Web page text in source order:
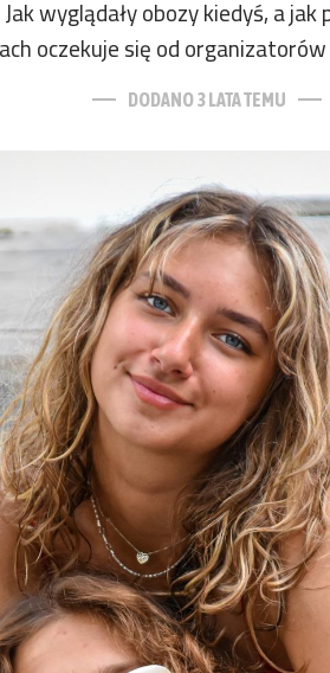
wyglądały obozy kiedyś, a
oczekuje się od
DODANO 3 LATA TEMU